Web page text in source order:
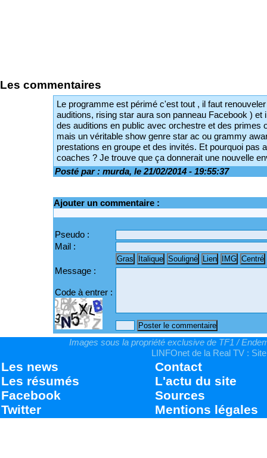
Les commentaires
Le programme est périmé c'est tout , il faut
auditions, rising star aura son panneau Facebook )
des auditions en public avec orchestre et des primes
mais un véritable show genre star ac ou grammy
prestations en groupe et des invités. Et pourquoi pas
coaches ? Je trouve que ça donnerait une nouvelle
Posté par : murda, le 21/02/2014 - 19:55:37
Ajouter un commentaire :
Pseudo :
Mail :
Message :
Code à entrer :
Images sous la propriété exclusive de TF1 /
LINFOnet de la Real TV :
Les news
Les résumés
Facebook
Twitter
Contact
L'actu du site
Sources
Mentions légales